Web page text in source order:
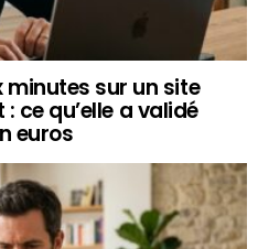
minutes sur un site
ce qu’elle a validé
euros